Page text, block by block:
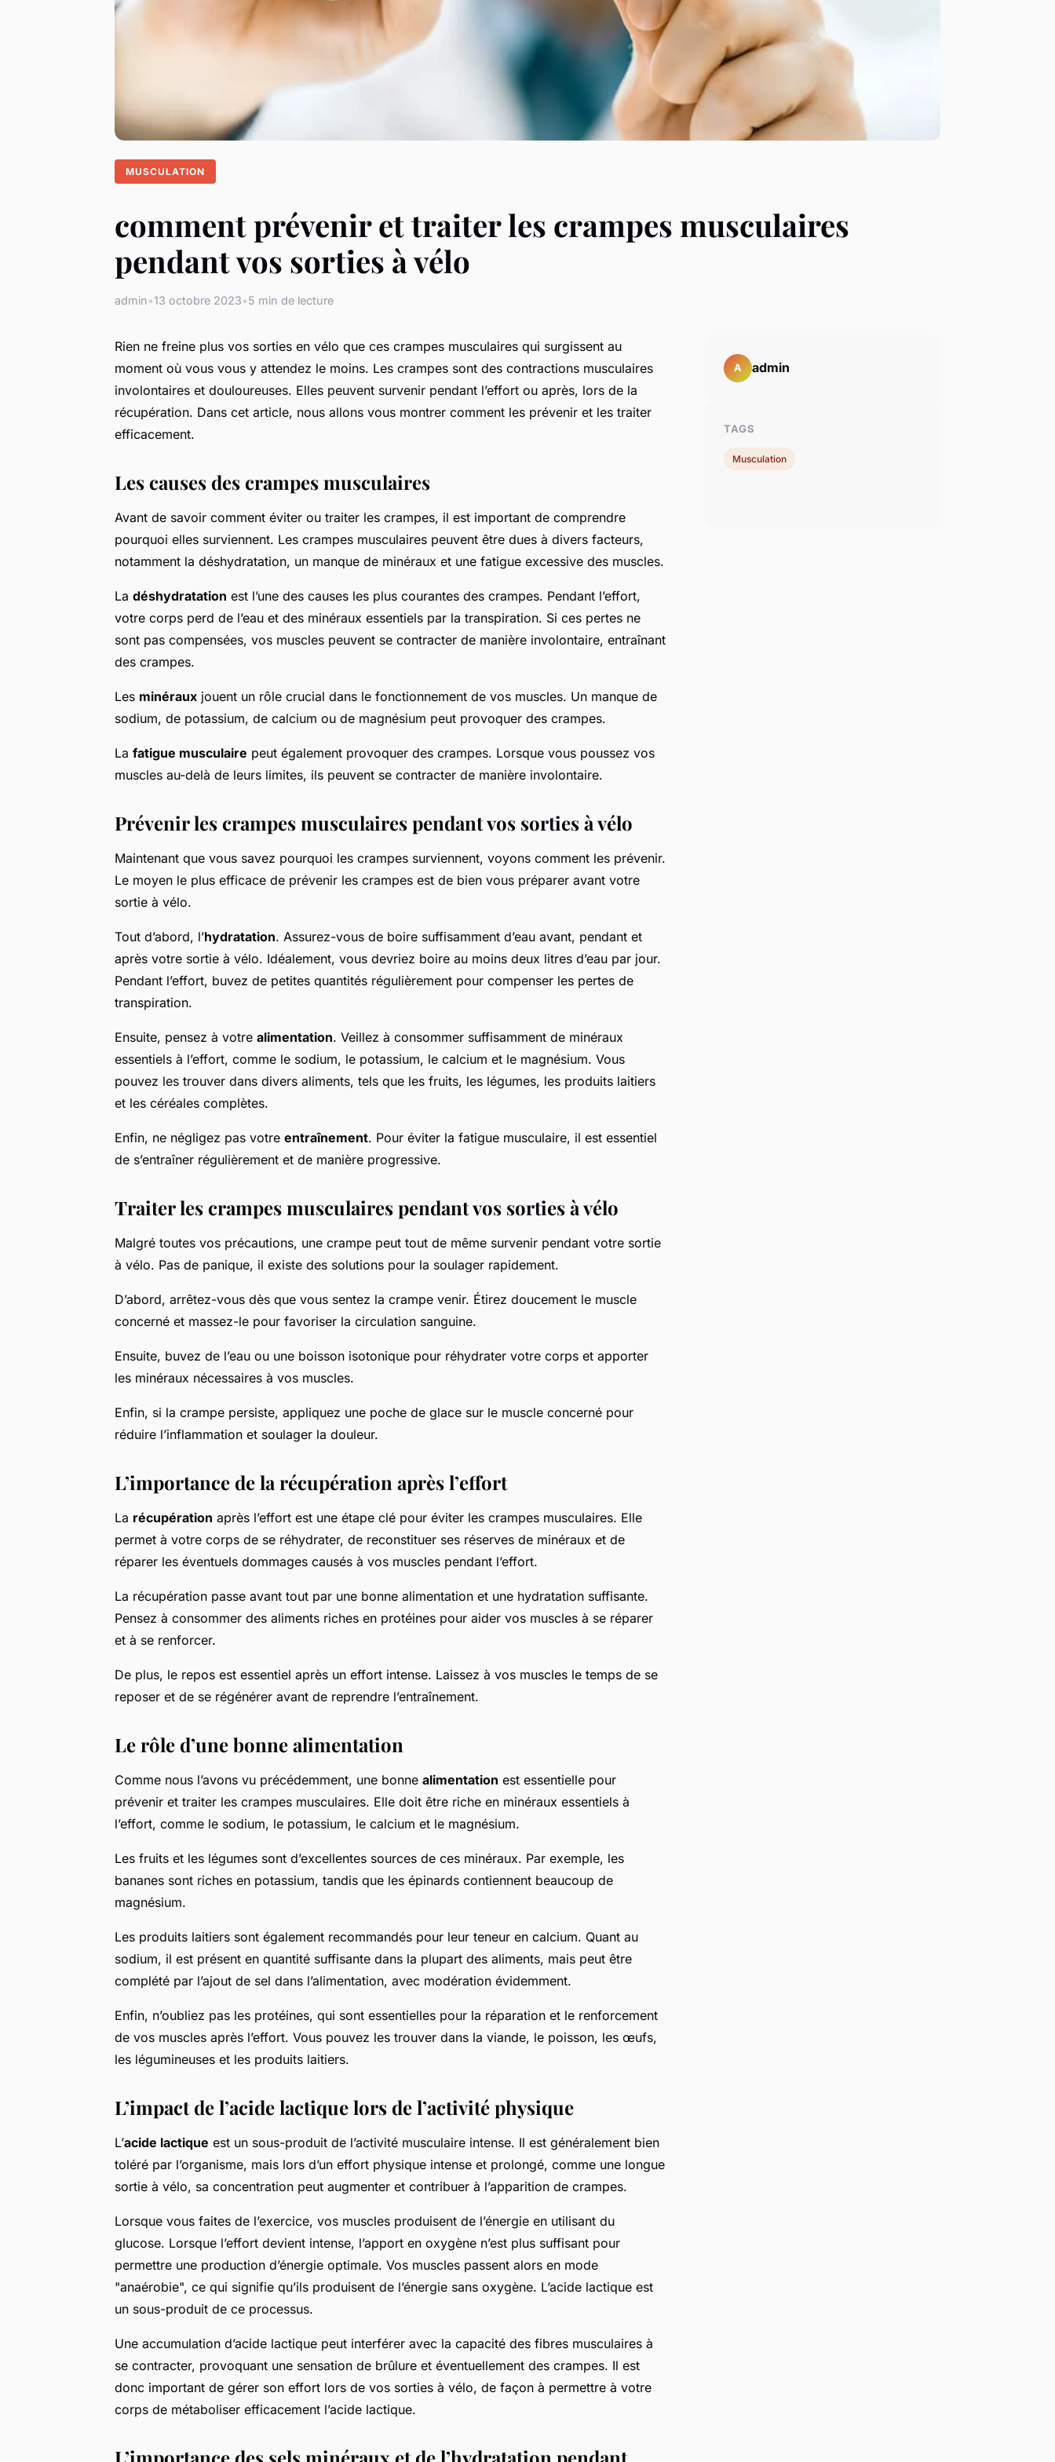
MUSCULATION
comment prévenir et traiter les crampes musculaires
pendant vos sorties à vélo
admin•13 octobre 2023•5 min de lecture
Rien ne freine plus vos sorties en vélo que ces crampes musculaires qui surgissent au
moment où vous vous y attendez le moins. Les crampes sont des contractions musculaires
involontaires et douloureuses. Elles peuvent survenir pendant l’effort ou après, lors de la
récupération. Dans cet article, nous allons vous montrer comment les prévenir et les traiter
efficacement.
Les causes des crampes musculaires
Avant de savoir comment éviter ou traiter les crampes, il est important de comprendre
pourquoi elles surviennent. Les crampes musculaires peuvent être dues à divers facteurs,
notamment la déshydratation, un manque de minéraux et une fatigue excessive des muscles.
La déshydratation est l’une des causes les plus courantes des crampes. Pendant l’effort,
votre corps perd de l’eau et des minéraux essentiels par la transpiration. Si ces pertes ne
sont pas compensées, vos muscles peuvent se contracter de manière involontaire, entraînant
des crampes.
Les minéraux jouent un rôle crucial dans le fonctionnement de vos muscles. Un manque de
sodium, de potassium, de calcium ou de magnésium peut provoquer des crampes.
La fatigue musculaire peut également provoquer des crampes. Lorsque vous poussez vos
muscles au-delà de leurs limites, ils peuvent se contracter de manière involontaire.
Prévenir les crampes musculaires pendant vos sorties à vélo
Maintenant que vous savez pourquoi les crampes surviennent, voyons comment les prévenir.
Le moyen le plus efficace de prévenir les crampes est de bien vous préparer avant votre
sortie à vélo.
Tout d’abord, l’hydratation. Assurez-vous de boire suffisamment d’eau avant, pendant et
après votre sortie à vélo. Idéalement, vous devriez boire au moins deux litres d’eau par jour.
Pendant l’effort, buvez de petites quantités régulièrement pour compenser les pertes de
transpiration.
Ensuite, pensez à votre alimentation. Veillez à consommer suffisamment de minéraux
essentiels à l’effort, comme le sodium, le potassium, le calcium et le magnésium. Vous
pouvez les trouver dans divers aliments, tels que les fruits, les légumes, les produits laitiers
et les céréales complètes.
Enfin, ne négligez pas votre entraînement. Pour éviter la fatigue musculaire, il est essentiel
de s’entraîner régulièrement et de manière progressive.
Traiter les crampes musculaires pendant vos sorties à vélo
Malgré toutes vos précautions, une crampe peut tout de même survenir pendant votre sortie
à vélo. Pas de panique, il existe des solutions pour la soulager rapidement.
D’abord, arrêtez-vous dès que vous sentez la crampe venir. Étirez doucement le muscle
concerné et massez-le pour favoriser la circulation sanguine.
Ensuite, buvez de l’eau ou une boisson isotonique pour réhydrater votre corps et apporter
les minéraux nécessaires à vos muscles.
Enfin, si la crampe persiste, appliquez une poche de glace sur le muscle concerné pour
réduire l’inflammation et soulager la douleur.
L’importance de la récupération après l’effort
La récupération après l’effort est une étape clé pour éviter les crampes musculaires. Elle
permet à votre corps de se réhydrater, de reconstituer ses réserves de minéraux et de
réparer les éventuels dommages causés à vos muscles pendant l’effort.
La récupération passe avant tout par une bonne alimentation et une hydratation suffisante.
Pensez à consommer des aliments riches en protéines pour aider vos muscles à se réparer
et à se renforcer.
De plus, le repos est essentiel après un effort intense. Laissez à vos muscles le temps de se
reposer et de se régénérer avant de reprendre l’entraînement.
Le rôle d’une bonne alimentation
Comme nous l’avons vu précédemment, une bonne alimentation est essentielle pour
prévenir et traiter les crampes musculaires. Elle doit être riche en minéraux essentiels à
l’effort, comme le sodium, le potassium, le calcium et le magnésium.
Les fruits et les légumes sont d’excellentes sources de ces minéraux. Par exemple, les
bananes sont riches en potassium, tandis que les épinards contiennent beaucoup de
magnésium.
Les produits laitiers sont également recommandés pour leur teneur en calcium. Quant au
sodium, il est présent en quantité suffisante dans la plupart des aliments, mais peut être
complété par l’ajout de sel dans l’alimentation, avec modération évidemment.
Enfin, n’oubliez pas les protéines, qui sont essentielles pour la réparation et le renforcement
de vos muscles après l’effort. Vous pouvez les trouver dans la viande, le poisson, les œufs,
les légumineuses et les produits laitiers.
L’impact de l’acide lactique lors de l’activité physique
L’acide lactique est un sous-produit de l’activité musculaire intense. Il est généralement bien
toléré par l’organisme, mais lors d’un effort physique intense et prolongé, comme une longue
sortie à vélo, sa concentration peut augmenter et contribuer à l’apparition de crampes.
Lorsque vous faites de l’exercice, vos muscles produisent de l’énergie en utilisant du
glucose. Lorsque l’effort devient intense, l’apport en oxygène n’est plus suffisant pour
permettre une production d’énergie optimale. Vos muscles passent alors en mode
"anaérobie", ce qui signifie qu’ils produisent de l’énergie sans oxygène. L’acide lactique est
un sous-produit de ce processus.
Une accumulation d’acide lactique peut interférer avec la capacité des fibres musculaires à
se contracter, provoquant une sensation de brûlure et éventuellement des crampes. Il est
donc important de gérer son effort lors de vos sorties à vélo, de façon à permettre à votre
corps de métaboliser efficacement l’acide lactique.
A admin
TAGS
Musculation